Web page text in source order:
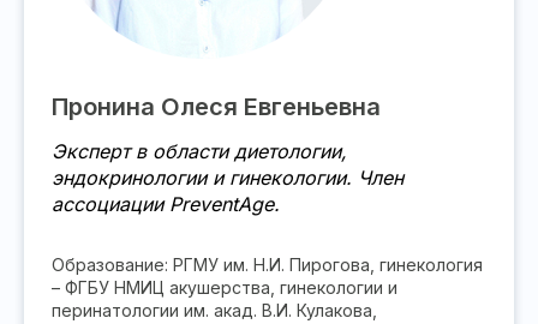
Пронина Олеся Евгеньевна
Эксперт в области диетологии,
эндокринологии и гинекологии. Член
ассоциации PreventAge.
Образование: РГМУ им. Н.И. Пирогова, гинекология
– ФГБУ НМИЦ акушерства, гинекологии и
перинатологии им. акад. В.И. Кулакова,